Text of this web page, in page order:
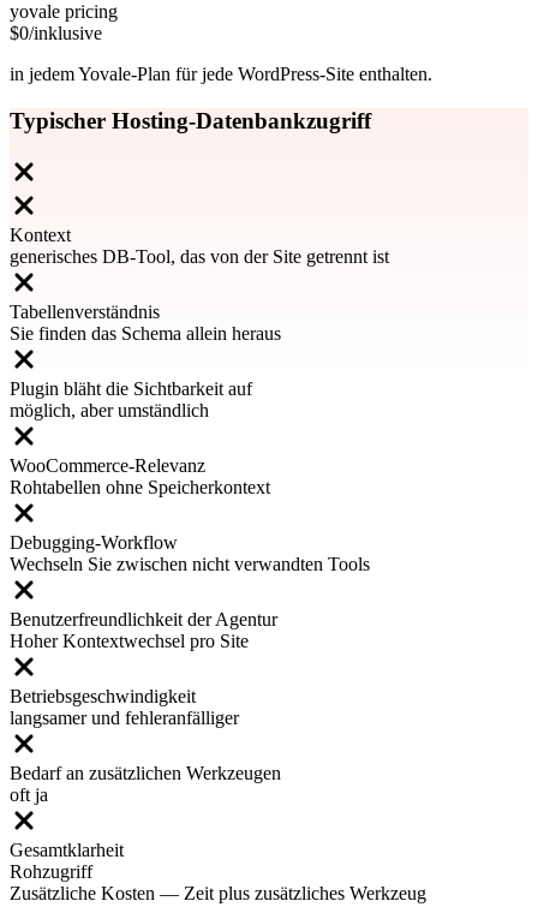
yovale pricing
$0/inklusive
in jedem Yovale-Plan für jede WordPress-Site enthalten.
Typischer Hosting-Datenbankzugriff
Kontext
generisches DB-Tool, das von der Site getrennt ist
Tabellenverständnis
Sie finden das Schema allein heraus
Plugin bläht die Sichtbarkeit auf
möglich, aber umständlich
WooCommerce-Relevanz
Rohtabellen ohne Speicherkontext
Debugging-Workflow
Wechseln Sie zwischen nicht verwandten Tools
Benutzerfreundlichkeit der Agentur
Hoher Kontextwechsel pro Site
Betriebsgeschwindigkeit
langsamer und fehleranfälliger
Bedarf an zusätzlichen Werkzeugen
oft ja
Gesamtklarheit
Rohzugriff
Zusätzliche Kosten — Zeit plus zusätzliches Werkzeug